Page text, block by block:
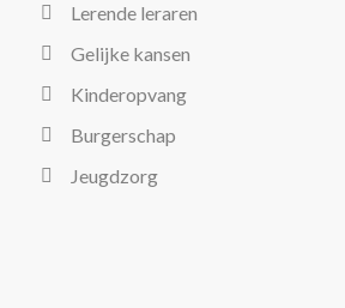
Lerende leraren
Gelijke kansen
Kinderopvang
Burgerschap
Jeugdzorg